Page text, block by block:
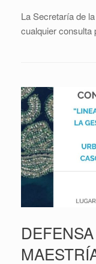
La Secretaría de
cualquier consulta